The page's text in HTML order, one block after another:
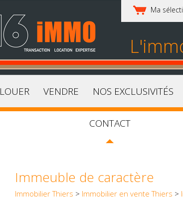
Ma
LOUER VENDRE NOS EXCLUSIVITÉS
CONTACT
Immeuble de caractère
Immobilier Thiers > Immobilier en vente Thiers >